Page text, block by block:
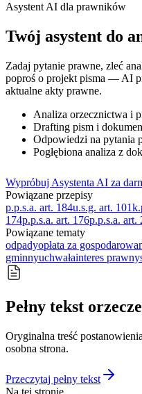
Asystent AI dla prawników
Twój asystent do
Zadaj pytanie prawne, zleć
poproś o projekt pisma — AI
aktualne akty prawne.
Analiza orzecznictwa i
Drafting pism i
Odpowiedzi na pytania
Pogłębiona analiza z
Wypróbuj Asystenta AI za
Powiązane przepisy
p.p.s.a. art. 184u.s.g. art. 101
174p.p.s.a. art. 176p.p.s.a. art.
Powiązane tematy
odpadyopłata za
gminnyuchwałainteres prawny
Pełny tekst
Oryginalna treść
osobna strona.
Przeczytaj pełny tekst
Na tej stronie